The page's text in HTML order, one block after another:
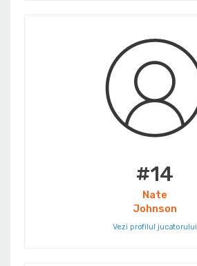
#14
Nate
Johnson
Vezi profilul jucatorului